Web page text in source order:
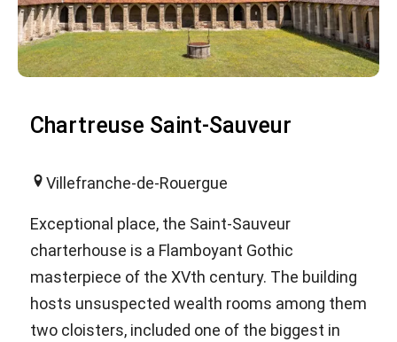
Chartreuse Saint-Sauveur
Villefranche-de-Rouergue
Exceptional place, the Saint-Sauveur
charterhouse is a Flamboyant Gothic
masterpiece of the XVth century. The building
hosts unsuspected wealth rooms among them
two cloisters, included one of the biggest in